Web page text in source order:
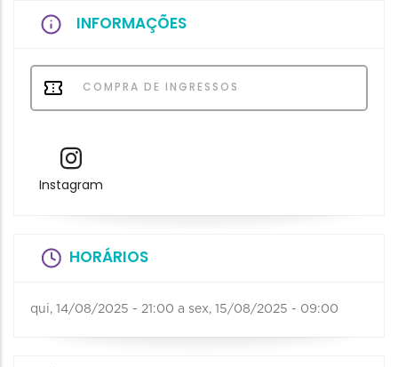
INFORMAÇÕES
COMPRA DE INGRESSOS
Instagram
HORÁRIOS
qui, 14/08/2025 - 21:00 a sex, 15/08/2025 - 09:00